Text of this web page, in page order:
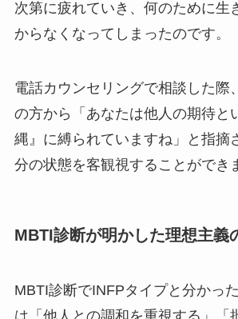
次第に疲れていき、何のために生
からなくなってしまったのです。
電話カウンセリングで相談した際
の方から「あなたは他人の期待と
縄』に縛られていますね」と指摘
分の状態を客観視することができ
MBTI診断が明かした理想主義
MBTI診断でINFPタイプと分かっ